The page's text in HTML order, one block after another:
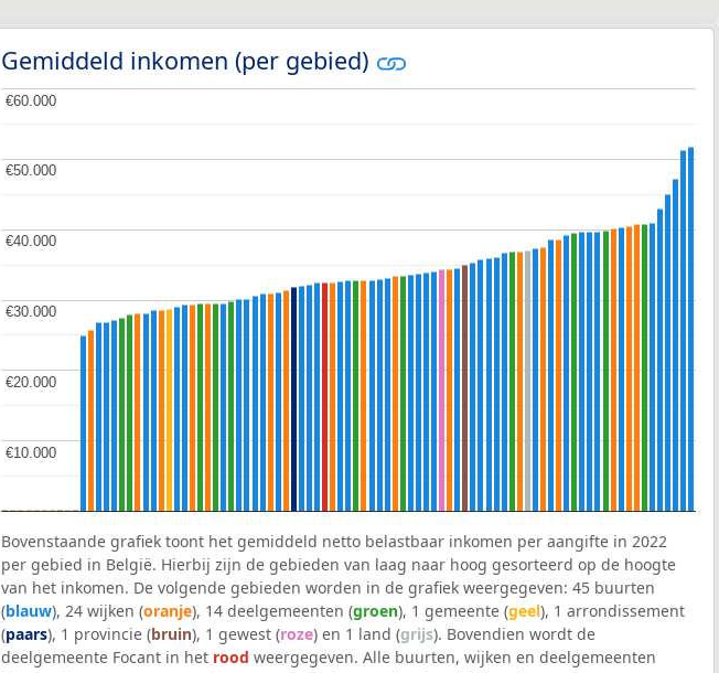
Gemiddeld inkomen (per gebied)
€10.000
€10.000
€20.000
€20.000
€30.000
€30.000
€40.000
€40.000
€50.000
€50.000
€60.000
€60.000
Bovenstaande grafiek toont het gemiddeld netto belastbaar inkomen per aangifte in 2022
per gebied in België. Hierbij zijn de gebieden van laag naar hoog gesorteerd op de hoogte
van het inkomen. De volgende gebieden worden in de grafiek weergegeven: 45 buurten
(blauw), 24 wijken (oranje), 14 deelgemeenten (groen), 1 gemeente (geel), 1 arrondissement
(paars), 1 provincie (bruin), 1 gewest (roze) en 1 land (grijs). Bovendien wordt de
deelgemeente Focant in het rood weergegeven. Alle buurten, wijken en deelgemeenten